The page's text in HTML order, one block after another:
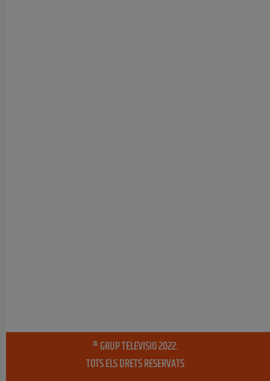
® GRUP TELEVISIO 2022.
TOTS ELS DRETS RESERVATS